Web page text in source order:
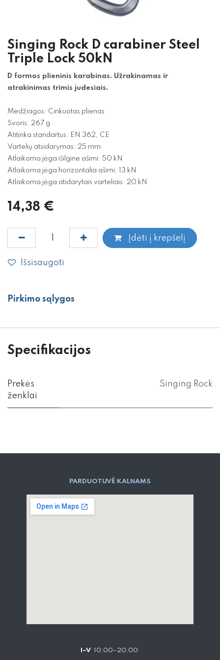
Singing Rock D carabiner Steel
Triple Lock 50kN
D formos plieninis karabinas. Užrakinamas ir
atrakinimas trimis judesiais.
Medžiagos: Cinkuotas plienas
Svoris: 267 g
Atitinka standartus: EN 362, CE
Vartelių atsidarymas: 25 mm
Atlaikoma jėga išilgine ašimi: 50 kN
Atlaikoma jėga horizontalia ašimi: 13 kN
Atlaikoma jėga atidarytais varteliais: 20 kN
14,38 €
Įdėti į krepšelį
Išsisaugoti
Pirkimo sąlygos
Specifikacijos
Prekės
ženklai
Singing Rock
PARD​UOTUVĖ​ KALNAMS
I–V 10:00–20:00